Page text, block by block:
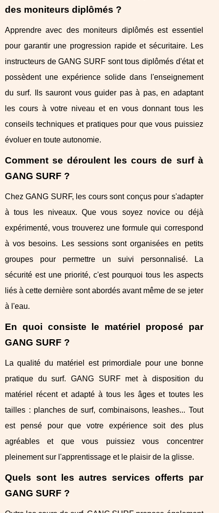
des moniteurs diplômés ?
Apprendre avec des moniteurs diplômés est essentiel
pour garantir une progression rapide et sécuritaire. Les
instructeurs de GANG SURF sont tous diplômés d'état et
possèdent une expérience solide dans l'enseignement
du surf. Ils sauront vous guider pas à pas, en adaptant
les cours à votre niveau et en vous donnant tous les
conseils techniques et pratiques pour que vous puissiez
évoluer en toute autonomie.
Comment se déroulent les cours de surf à
GANG SURF ?
Chez GANG SURF, les cours sont conçus pour s'adapter
à tous les niveaux. Que vous soyez novice ou déjà
expérimenté, vous trouverez une formule qui correspond
à vos besoins. Les sessions sont organisées en petits
groupes pour permettre un suivi personnalisé. La
sécurité est une priorité, c'est pourquoi tous les aspects
liés à cette dernière sont abordés avant même de se jeter
à l'eau.
En quoi consiste le matériel proposé par
GANG SURF ?
La qualité du matériel est primordiale pour une bonne
pratique du surf. GANG SURF met à disposition du
matériel récent et adapté à tous les âges et toutes les
tailles : planches de surf, combinaisons, leashes... Tout
est pensé pour que votre expérience soit des plus
agréables et que vous puissiez vous concentrer
pleinement sur l'apprentissage et le plaisir de la glisse.
Quels sont les autres services offerts par
GANG SURF ?